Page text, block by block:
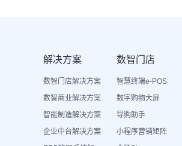
解决方案
数智门店解决方案
数智商业解决方案
智能制造解决方案
企业中台解决方案
数智门店
智慧终端e-POS
数字购物大屏
导购助手
小程序营销矩阵